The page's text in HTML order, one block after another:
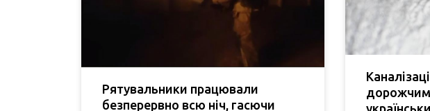
Рятувальники працювали
безперервно всю ніч, гасючи